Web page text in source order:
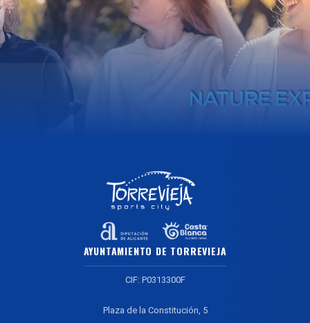
AYUNTAMIENTO DE TORREVIEJA
CIF: P0313300F
Plaza de la Constitución, 5